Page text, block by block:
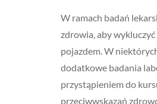
W ramach badań
zdrowia, aby
pojazdem. W
dodatkowe badania
przystąpieniem do
przeciwwskazań